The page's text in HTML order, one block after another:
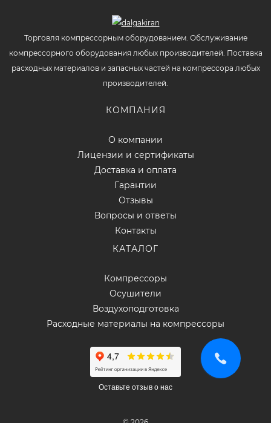
Торговля компрессорным оборудованием. Обслуживание
компрессорного оборудования любых производителей. Поставка
расходных материалов и запасных частей на компрессора любых
производителей.
КОМПАНИЯ
О компании
Лицензии и сертификаты
Доставка и оплата
Гарантии
Отзывы
Вопросы и ответы
Контакты
КАТАЛОГ
Компрессоры
Осушители
Воздухоподготовка
Расходные материалы на компрессоры
Оставьте отзыв о нас